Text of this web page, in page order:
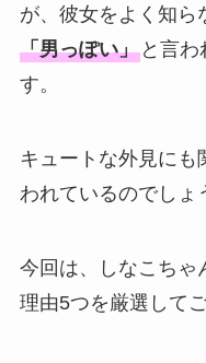
が、彼女をよく知ら
「男っぽい」と言わ
す。
キュートな外見にも
われているのでしょ
今回は、しなこちゃ
理由5つを厳選して